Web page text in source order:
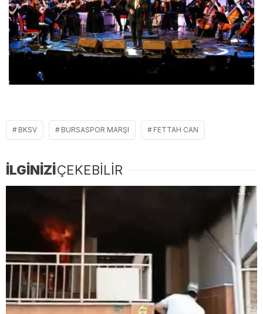
BKSV BURSASPOR MARŞI FETTAH CAN
İLGİNİZİÇEKEBİLİR